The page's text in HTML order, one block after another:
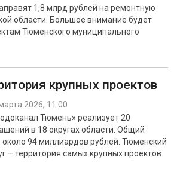
1,8 млрд рублей на ремонтную
области. Большое внимание будет
Тюменского муниципального
крупных проектов
2026, 11:00
Тюмень» реализует 20
в 18 округах области. Общий
94 миллиардов рублей. Тюменский
– территория самых крупных проектов.